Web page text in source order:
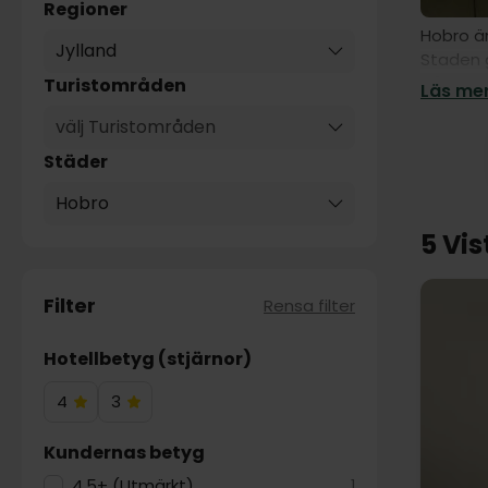
Regioner
Jylland
Turistområden
välj Turistområden
Städer
Hobro
Filter Rensa filter
Hotellbetyg (stjärnor)
4
4
3
3
Kundernas betyg
Hobro
går
där
En
vyer
Läs
5